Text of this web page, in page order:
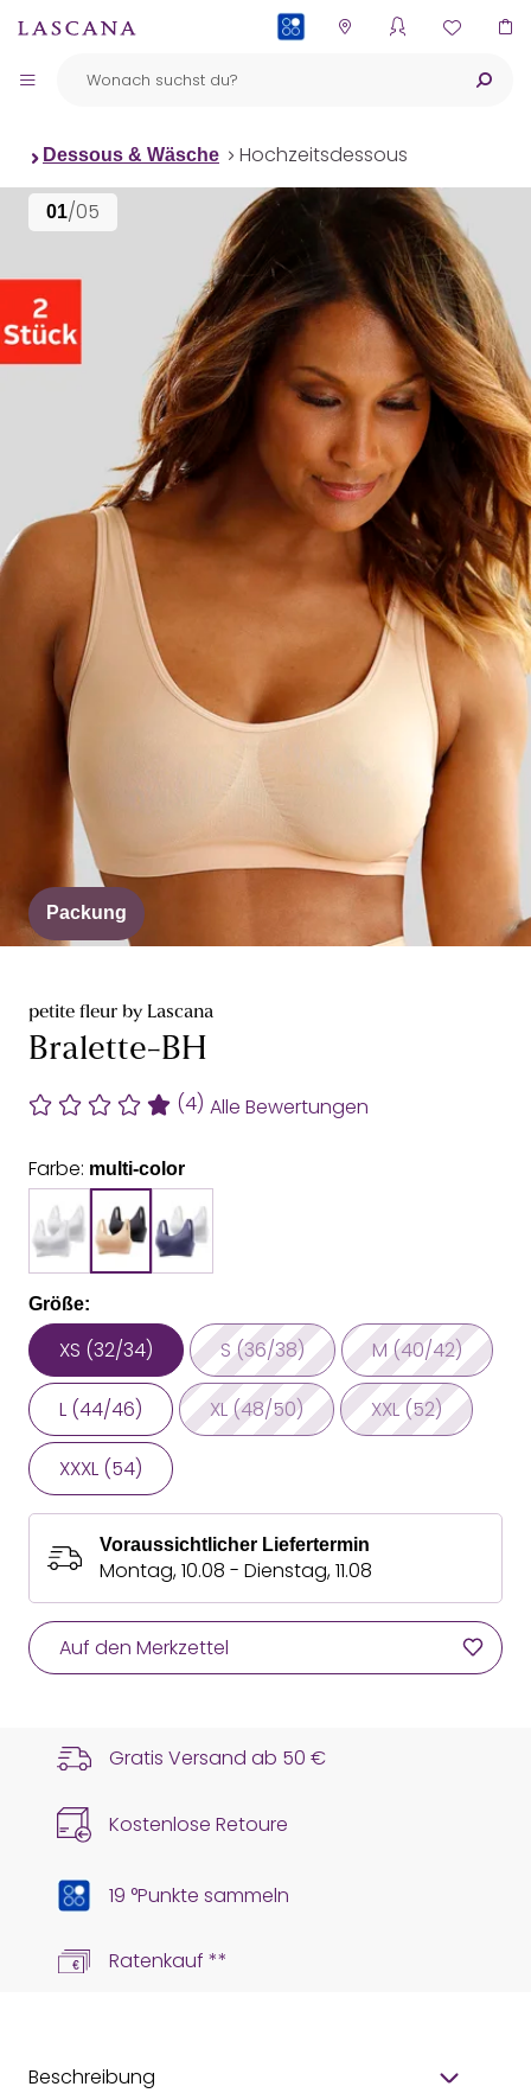
Dessous & Wäsche Hochzeitsdessous
01/05
Packung
petite fleur by Lascana
Bralette-BH
(4) Alle Bewertungen
Farbe: multi-color
Größe:
XS (32/34) S (36/38) M (40/42)
L (44/46) XL (48/50) XXL (52)
XXXL (54)
Voraussichtlicher Liefertermin
Montag, 10.08 - Dienstag, 11.08
Auf den Merkzettel
Gratis Versand ab 50 €
Kostenlose Retoure
19 °Punkte sammeln
Ratenkauf **
Beschreibung